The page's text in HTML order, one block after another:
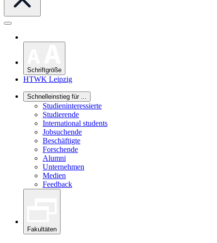
Schriftgröße
HTWK Leipzig
Schnelleinstieg für ...
Studieninteressierte
Studierende
International students
Jobsuchende
Beschäftigte
Forschende
Alumni
Unternehmen
Medien
Feedback
Fakultäten